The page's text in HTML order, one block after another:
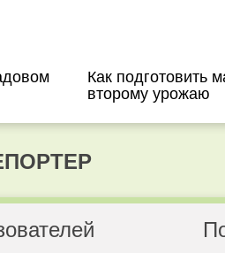
Как подготовить
второму урожаю